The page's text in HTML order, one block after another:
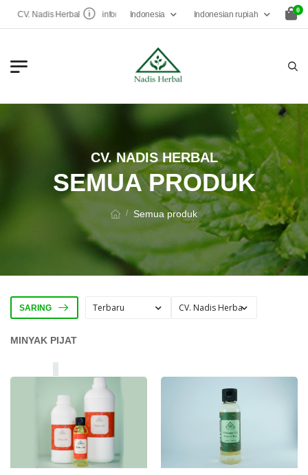
CV. Nadis Herbal infonadisherbal@gmail.com
Indonesia Indonesian rupiah 0
CV. NADIS HERBAL
SEMUA PRODUK
/ Semua produk
SARING
MINYAK PIJAT